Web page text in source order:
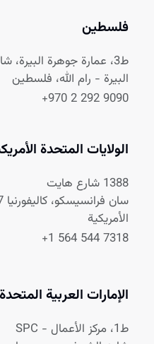
فلسطين
ط3، عمارة جوهرة البيرة، شارع نابلس
البيرة - رام الله، فلسطين
+970 2 292 9090
الولايات المتحدة
1388 شارع هايت
الأمريكية
+1 564 544 7318
الإمارات العربية المتحدة
ط1، مركز الأعمال - SPC